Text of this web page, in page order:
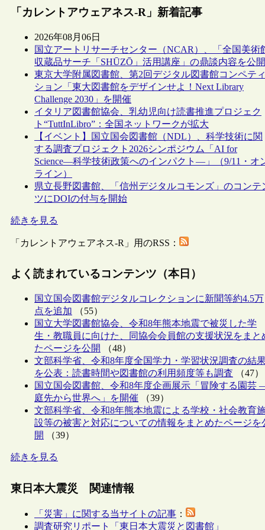
「カレントアウェアネス-R」新着記事
2026年08月06日
国立アートリサーチセンター（NCAR）、「全国美術
収蔵品サーチ「SHŪZŌ」活用講座」の鼎談内容を公開
東京大学附属図書館、第2回デジタル図書館コンペティ
ション「東大図書館をデザインせよ！Next Library
Challenge 2030」を開催
イタリア図書館協会、乳幼児向け読書推進プロジェク
ト“TuttInLibro”：全国ネットワークが拡大
【イベント】国立国会図書館（NDL）、科学技術に関
する調査プロジェクト2026シンポジウム「AI for
Science―科学技術政策へのインパクト―」（9/11・オ
ライン）
県立長野図書館、「信州デジタルコモンズ」のコンテ
ツにDOIの付与を開始
続きを見る
「カレントアウェアネス-R」用のRSS：
よく読まれているコンテンツ（本日）
国立国会図書館デジタルコレクションに新聞等約4.5万
点を追加 （55）
国立大学図書館協会、令和8年熊本地震で被災した学
生・教職員に向けた、同協会会員館の支援状況をまと
たページを公開
（48）
文部科学省、令和8年度全国学力・学習状況調査の結
を公表：読書時間や図書館の利用頻度等も調査 （47）
国立国会図書館、令和8年度企画展示「冒険する園芸
庭先から世界へ」を開催 （39）
文部科学省、令和8年熊本地震による学校・社会教育
設等の被害と対応についての情報をまとめたページを
開
（39）
続きを見る
東日本大震災 関連情報
「災害」に関する当サイトの記事 ：
調査研究リポート「東日本大震災と図書館」